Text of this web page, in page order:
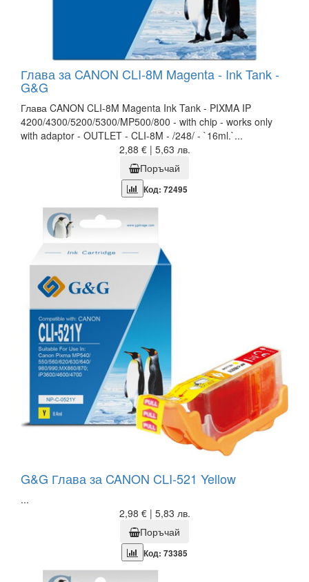
Глава за CANON CLI-8M Magenta - Ink Tank -
G&G
Глава CANON CLI-8M Magenta Ink Tank - PIXMA IP
4200/4300/5200/5300/MP500/800 - with chip - works only
with adaptor - OUTLET - CLI-8M - /248/ - `16ml.`...
2,88 € | 5,63 лв.
Поръчай
Код: 72495
G&G Глава за CANON CLI-521 Yellow
...
2,98 € | 5,83 лв.
Поръчай
Код: 73385